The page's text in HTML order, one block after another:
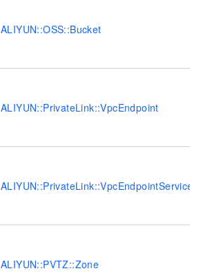
ALIYUN::OSS::Bucket
ALIYUN::PrivateLink::VpcEndpoint
ALIYUN::PrivateLink::VpcEndpointService
ALIYUN::PVTZ::Zone